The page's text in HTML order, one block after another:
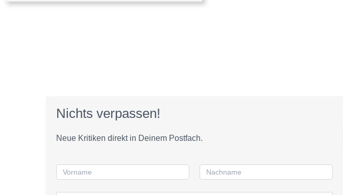
Nichts verpassen!
Neue Kritiken direkt in Deinem Postfach.